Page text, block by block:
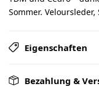
Sommer.
Eigenschaften
Bezahlung &